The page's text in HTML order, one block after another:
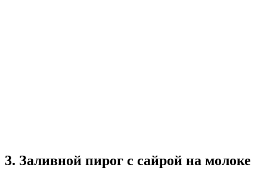
3. Заливной пирог с сайрой на молоке